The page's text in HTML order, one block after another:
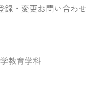
録・変更お問い合わせ
教育学科